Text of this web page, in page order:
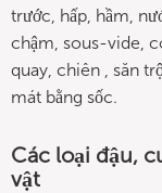
trước, hấp, hầm,
chậm, sous-vide,
quay, chiên , săn
mát bằng sốc.
Các loại đậu,
vật